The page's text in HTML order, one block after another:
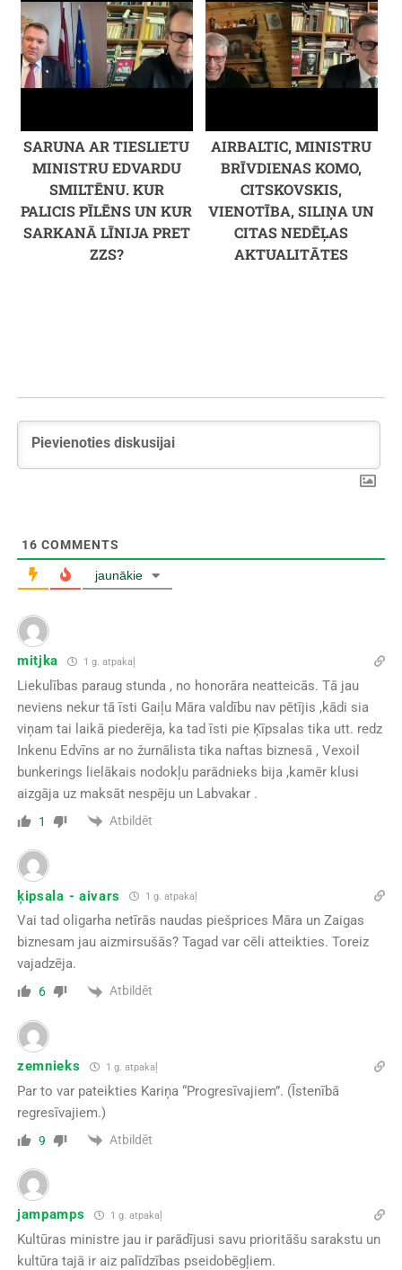
SARUNA AR TIESLIETU
MINISTRU EDVARDU
SMILTĒNU. KUR
PALICIS PĪLĒNS UN KUR
SARKANĀ LĪNIJA PRET
ZZS?
AIRBALTIC, MINISTRU
BRĪVDIENAS KOMO,
CITSKOVSKIS,
VIENOTĪBA, SILIŅA UN
CITAS NEDĒĻAS
AKTUALITĀTES
16 COMMENTS
jaunākie
mitjka 1 g. atpakaļ
Liekulības paraug stunda , no honorāra neatteicās. Tā jau
neviens nekur tā īsti Gaiļu Māra valdību nav pētījis ,kādi sia
viņam tai laikā piederēja, ka tad īsti pie Ķīpsalas tika utt. redz
Inkenu Edvīns ar no žurnālista tika naftas biznesā , Vexoil
bunkerings lielākais nodokļu parādnieks bija ,kamēr klusi
aizgāja uz maksāt nespēju un Labvakar .
1 Atbildēt
ķipsala - aivars 1 g. atpakaļ
Vai tad oligarha netīrās naudas piešprices Māra un Zaigas
biznesam jau aizmirsušās? Tagad var cēli atteikties. Toreiz
vajadzēja.
6 Atbildēt
zemnieks 1 g. atpakaļ
Par to var pateikties Kariņa “Progresīvajiem”. (Īstenībā
regresīvajiem.)
9 Atbildēt
jampamps 1 g. atpakaļ
Kultūras ministre jau ir parādījusi savu prioritāšu sarakstu un
kultūra tajā ir aiz palīdzības pseidobēgļiem.